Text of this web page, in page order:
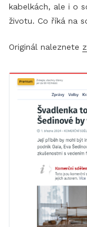
kabelkách, ale i o
životu. Co říká na
Originál naleznete